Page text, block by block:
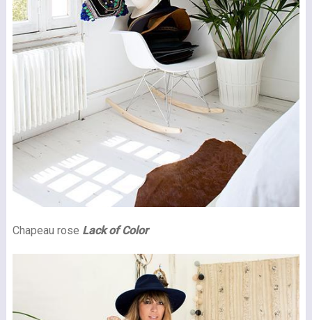
Chapeau rose Lack of Color